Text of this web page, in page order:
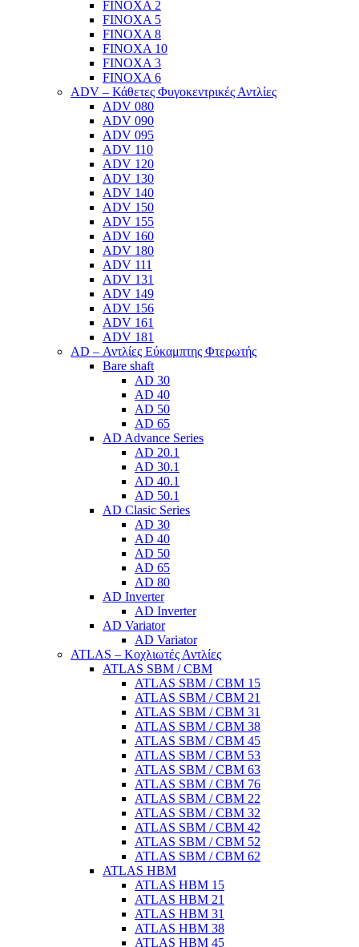
FINOXA 2
FINOXA 5
FINOXA 8
FINOXA 10
FINOXA 3
FINOXA 6
ADV – Κάθετες Φυγοκεντρικές Αντλίες
ADV 080
ADV 090
ADV 095
ADV 110
ADV 120
ADV 130
ADV 140
ADV 150
ADV 155
ADV 160
ADV 180
ADV 111
ADV 131
ADV 149
ADV 156
ADV 161
ADV 181
AD – Αντλίες Εύκαμπτης Φτερωτής
Bare shaft
AD 30
AD 40
AD 50
AD 65
AD Advance Series
AD 20.1
AD 30.1
AD 40.1
AD 50.1
AD Clasic Series
AD 30
AD 40
AD 50
AD 65
AD 80
AD Inverter
AD Inverter
AD Variator
AD Variator
ATLAS – Κοχλιωτές Αντλίες
ATLAS SBM / CBM
ATLAS SBM / CBM 15
ATLAS SBM / CBM 21
ATLAS SBM / CBM 31
ATLAS SBM / CBM 38
ATLAS SBM / CBM 45
ATLAS SBM / CBM 53
ATLAS SBM / CBM 63
ATLAS SBM / CBM 76
ATLAS SBM / CBM 22
ATLAS SBM / CBM 32
ATLAS SBM / CBM 42
ATLAS SBM / CBM 52
ATLAS SBM / CBM 62
ATLAS HBM
ATLAS HBM 15
ATLAS HBM 21
ATLAS HBM 31
ATLAS HBM 38
ATLAS HBM 45